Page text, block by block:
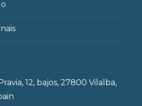
12, bajos, 27800 Vilalba,